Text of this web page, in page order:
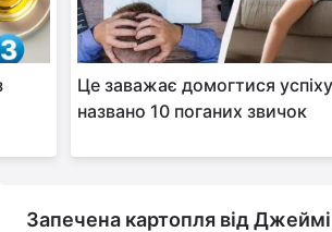
Це заважає домогтися
названо 10 поганих звичок
Запечена картопля від